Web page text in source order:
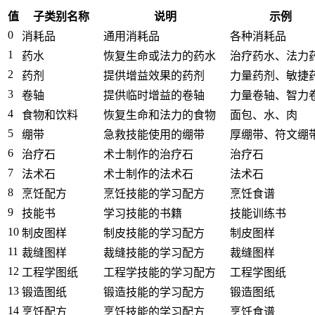
值 子类别名称 说明
示例
0
消耗品 通用消耗品
各种消耗品
1
药水 恢复生命或法力的药水
治疗药水、法力
2
药剂 提供增益效果的药剂
力量药剂、敏捷
3
卷轴 提供临时增益的卷轴
力量卷轴、智力
4
食物和饮料 恢复生命和法力的食物
面包、水、肉
5
绷带 急救技能使用的绷带
厚绷带、符文绷
6
治疗石 术士制作的治疗石
治疗石
7
法术石 术士制作的法术石
法术石
8
烹饪配方 烹饪技能的学习配方
烹饪食谱
9
技能书 学习技能的书籍
技能训练书
10 制皮图样 制皮技能的学习配方
制皮图样
11 裁缝图样 裁缝技能的学习配方
裁缝图样
12 工程学图纸 工程学技能的学习配方
工程学图纸
13 锻造图纸 锻造技能的学习配方
锻造图纸
14 烹饪配方 烹饪技能的学习配方
烹饪食谱